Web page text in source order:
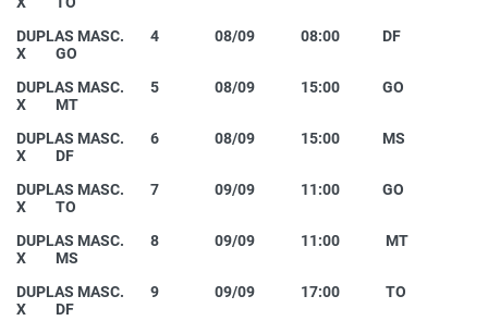
DUPLAS MASC. 4 08/09 08:00 DF
X GO
DUPLAS MASC. 5 08/09 15:00 GO
X MT
DUPLAS MASC. 6 08/09 15:00 MS
X DF
DUPLAS MASC. 7 09/09 11:00 GO
X TO
DUPLAS MASC. 8 09/09 11:00 MT
X MS
DUPLAS MASC. 9 09/09 17:00 TO
X DF